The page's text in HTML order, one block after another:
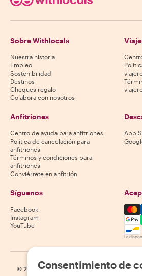
Sobre Withlocals
Nuestra historia
Empleo
Sostenibilidad
Destinos
Cheques regalo
Colabora con nosotros
Anfitriones
Centro de ayuda para anfitriones
Política de cancelación para
anfitriones
Términos y condiciones para
anfitriones
Conviértete en anfitrión
App
Síguenos
Facebook
Instagram
YouTube
La
© 2026 Withlocals.com | Política de
Consentimiento de